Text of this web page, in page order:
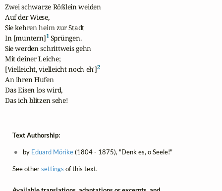
Zwei schwarze Rößlein weiden
Auf der Wiese,
Sie kehren heim zur Stadt
In [muntern]1 Sprüngen.
Sie werden schrittweis gehn
Mit deiner Leiche;
[Vielleicht, vielleicht noch eh']2
An ihren Hufen
Das Eisen los wird,
Das ich blitzen sehe!
Text Authorship:
by Eduard Mörike(1804 - 1875), "Denk es, o Seele!"
See othersettings of this text.